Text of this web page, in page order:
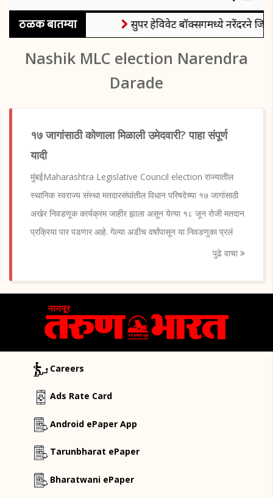
ठळक बातम्या सुपर हेविवेट बॉक्सिंगमध्ये नरेंदरने
Nashik MLC election Narendra
Darade
१७ जागांसाठी कोणाला मिळाली उमेदवारी? पाहा संपूर्ण
यादी
मुंबईMaharashtra Legislative Council election राज्यातील
स्थानिक स्वराज्य संस्था मतदारसंघांतील विधान परिषदेच्या १७ जागांसाठी
अखेर निवडणूक कार्यक्रम जाहीर झाला असून येत्या १८ जून रोजी मतदान
प्रक्रिया पार पडणार आहे. गेल्या अडीच वर्षांपासून या निवडणुका प्रलं
पुढे वाचा
Careers
Ads Rate Card
Android ePaper App
Tarunbharat ePaper
Bharatwani ePaper